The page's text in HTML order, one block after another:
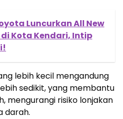
Luncurkan All New
Kota Kendari, Intip
lebih kecil mengandung
sedikit, yang membantu
mengurangi risiko lonjakan
darah.